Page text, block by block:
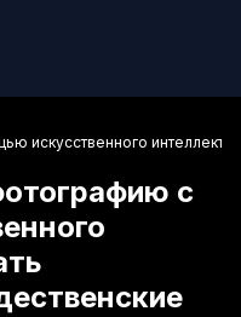
искусственного
с